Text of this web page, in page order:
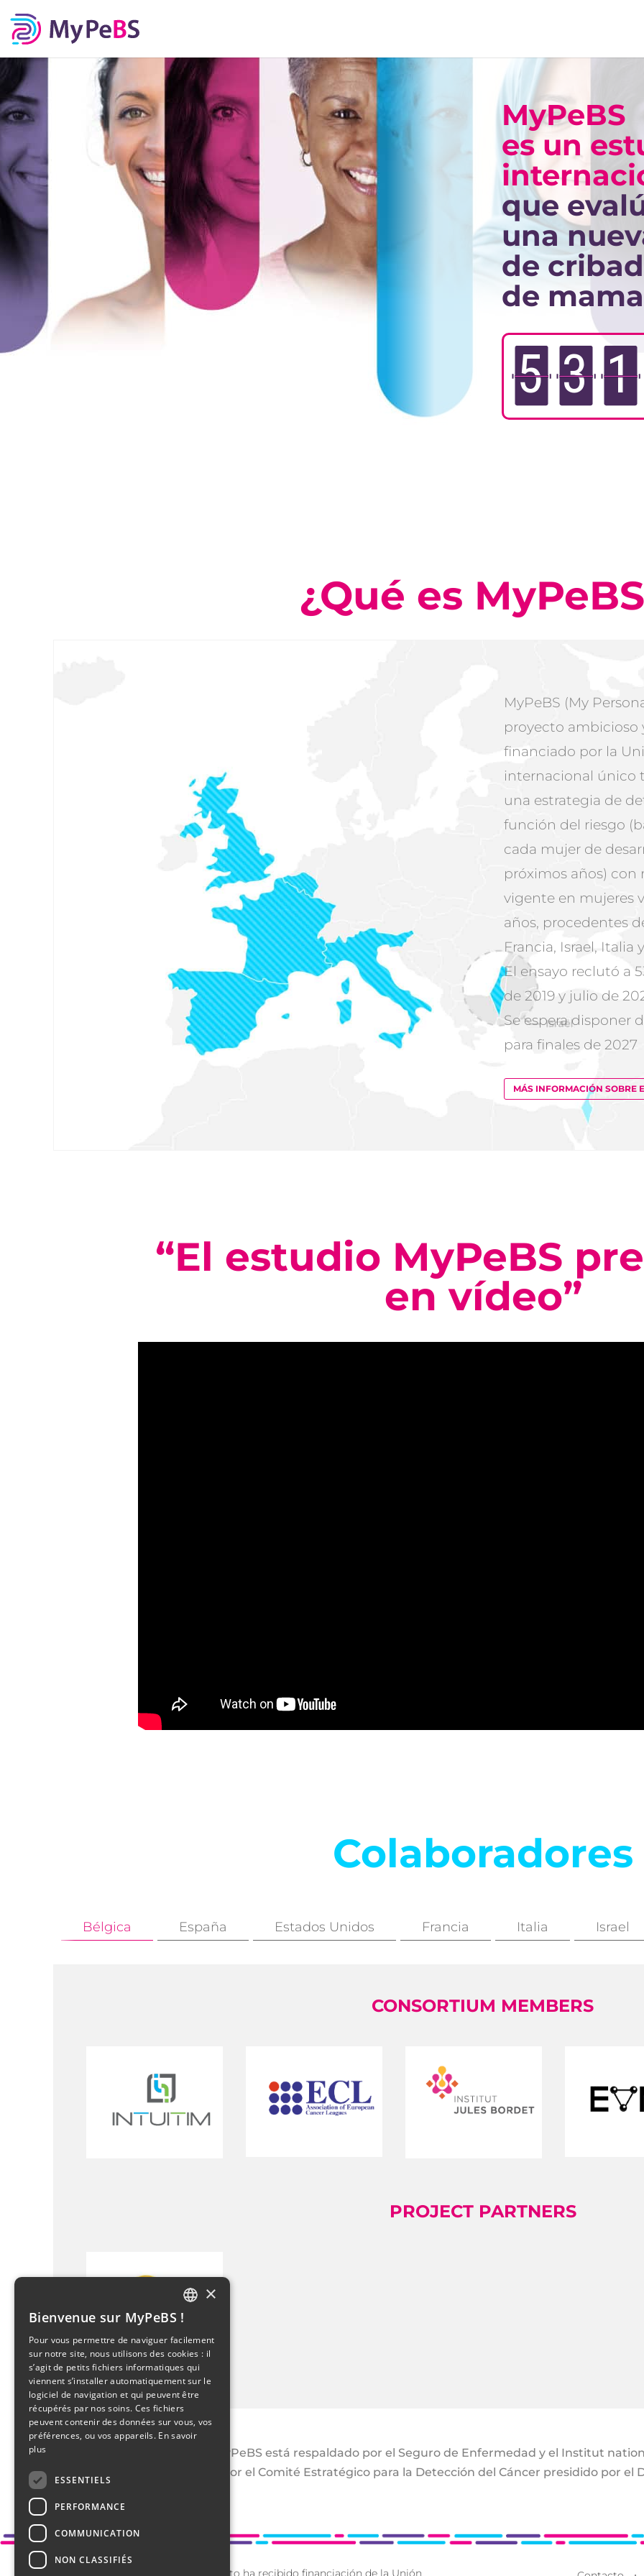
MyPeBS
es un
que
una
de
de mama
5 3 1
¿Qué es
MyPeBS (My
proyecto ambicioso
financiado por la
internacional único
una estrategia de
función del riesgo
cada mujer de
próximos años) con
vigente en mujeres
años, procedentes
Francia, Israel, Italia
El ensayo reclutó a
de 2019 y julio de
Se espera disponer
para finales de 2027
MÁS INFORMACIÓN SOBRE
“El estudio MyPeBS
en vídeo”
Colaboradores
Bélgica España Estados Unidos Francia Italia Israel
CONSORTIUM MEMBERS
PROJECT PARTNERS
El estudio MyPeBS está respaldado por el Seguro de Enfermedad y el Institut
aprobado por el Comité Estratégico para la Detección del Cáncer presidido por el
Este proyecto ha recibido financiación de la Unión
ENGLISH
ITALIAN
DUTCH
×
Bienvenue sur MyPeBS !
Pour vous permettre de naviguer facilement
sur notre site, nous utilisons des cookies : il
s’agit de petits fichiers informatiques qui
viennent s’installer automatiquement sur le
logiciel de navigation et qui peuvent être
récupérés par nos soins. Ces fichiers
peuvent contenir des données sur vous, vos
préférences, ou vos appareils. En savoir
plus
ESSENTIELS
PERFORMANCE
COMMUNICATION
NON CLASSIFIÉS